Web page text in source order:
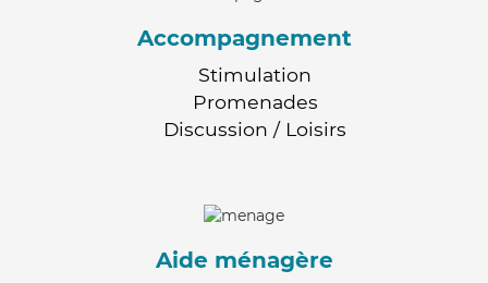
Accompagnement
Stimulation
Promenades
Discussion / Loisirs
Aide ménagère